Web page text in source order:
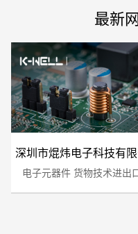
最新
深圳市焜炜电子科技有
司
电子元器件 货物技术进出